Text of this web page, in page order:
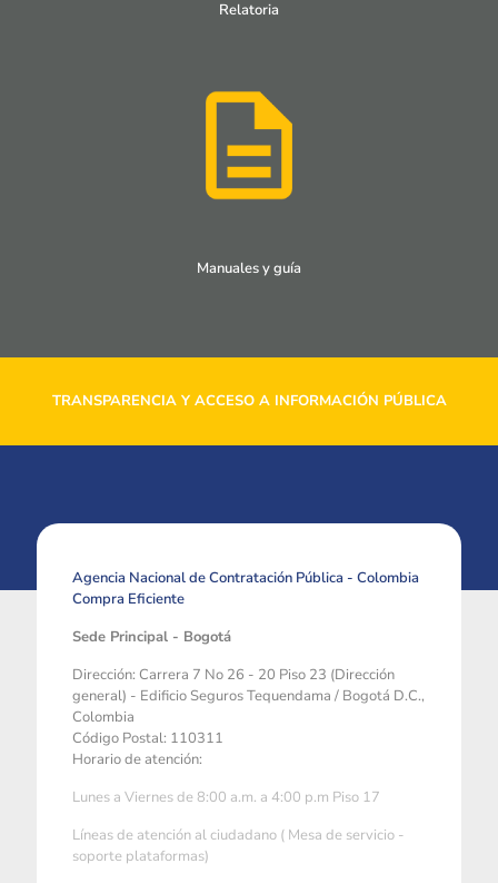
Relatoria
Manuales y guía
TRANSPARENCIA Y ACCESO A INFORMACIÓN PÚBLICA
Agencia Nacional de Contratación Pública - Colombia
Compra Eficiente
Sede Principal - Bogotá
Dirección: Carrera 7 No 26 - 20 Piso 23 (Dirección
general) - Edificio Seguros Tequendama / Bogotá D.C.,
Colombia
Código Postal: 110311
Horario de atención:
Lunes a Viernes de 8:00 a.m. a 4:00 p.m Piso 17
Líneas de atención al ciudadano ( Mesa de servicio -
soporte plataformas)